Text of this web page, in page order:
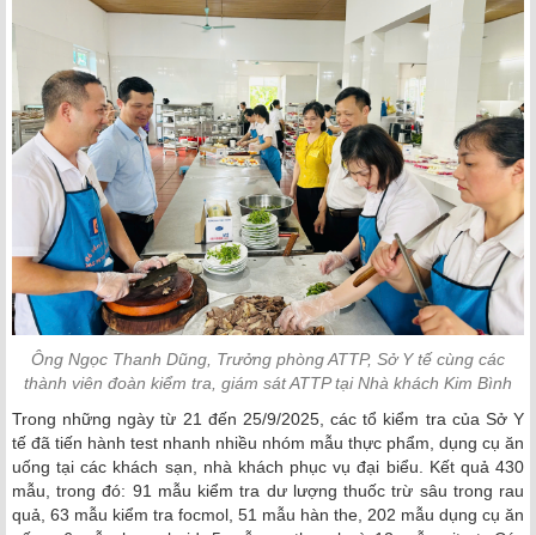
Ông Ngọc Thanh Dũng, Trưởng phòng ATTP, Sở Y tế cùng các
thành viên đoàn kiểm tra, giám sát ATTP tại Nhà khách Kim Bình
Trong những ngày từ 21 đến 25/9/2025, các tổ kiểm tra của Sở Y
tế đã tiến hành test nhanh nhiều nhóm mẫu thực phẩm, dụng cụ ăn
uống tại các khách sạn, nhà khách phục vụ đại biểu. Kết quả 430
mẫu, trong đó: 91 mẫu kiểm tra dư lượng thuốc trừ sâu trong rau
quả, 63 mẫu kiểm tra focmol, 51 mẫu hàn the, 202 mẫu dụng cụ ăn